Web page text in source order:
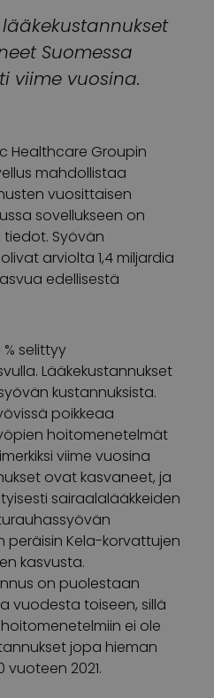
Suomessa
viime vuosina.
Healthcare Groupin
mahdollistaa
vuosittaisen
sovellukseen on
tiedot. Syövän
arviolta 1,4 miljardia
edellisestä
selittyy
Lääkekustannukset
kustannuksista.
poikkeaa
hoitomenetelmät
viime vuosina
ovat kasvaneet, ja
sairaalalääkkeiden
peräisin Kela-korvattujen
kasvusta.
on puolestaan
vuodesta toiseen, sillä
ei ole
jopa hieman
2021.